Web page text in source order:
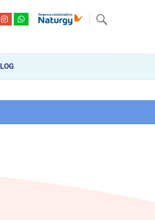
20 años . Acompañamos al cliente
montaje y reparación, hasta la